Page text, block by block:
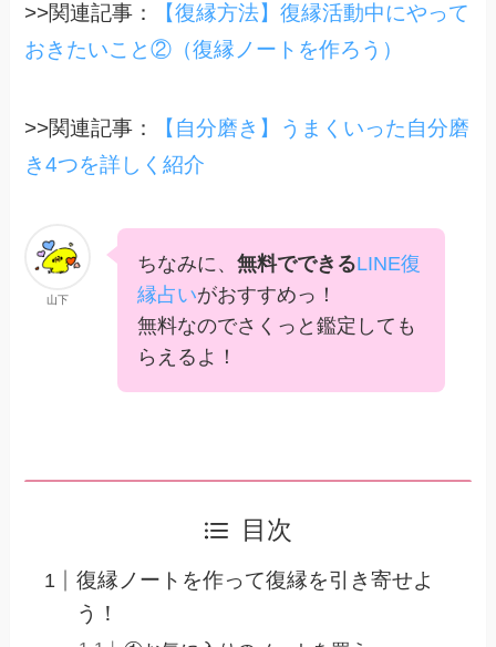
>>関連記事：
【復縁方法】復縁活動中にやって
おきたいこと②（復縁ノートを作ろう）
>>関連記事：
【自分磨き】うまくいった自分磨
き4つを詳しく紹介
山下
ちなみに、無料でできるLINE復
縁占いがおすすめっ！
無料なのでさくっと鑑定しても
らえるよ！
目次
復縁ノートを作って復縁を引き寄せよ
う！